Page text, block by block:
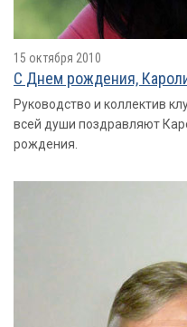
15 октября 2010
С Днем рождения,
Руководство и коллектив
всей души поздравляют
рождения.